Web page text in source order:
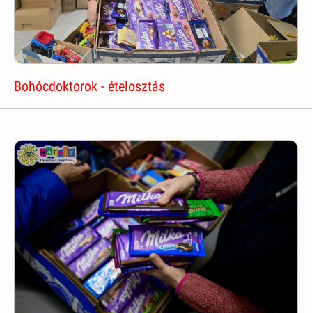
Bohócdoktorok - ételosztás